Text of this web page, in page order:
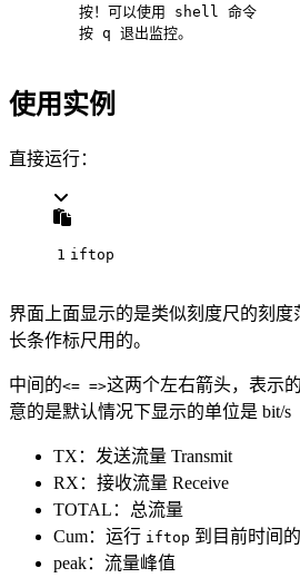
按！可以使用 shell 命令
按 q 退出监控。
使用实例
直接运行：
1 iftop
界面上面显示的是类似刻度尺的刻
长条作标尺用的。
中间的<= =>这两个左右箭头，表示
意的是默认情况下显示的单位是 bit/s
TX：发送流量 Transmit
RX：接收流量 Receive
TOTAL：总流量
Cum：运行 iftop 到目前时间
peak：流量峰值